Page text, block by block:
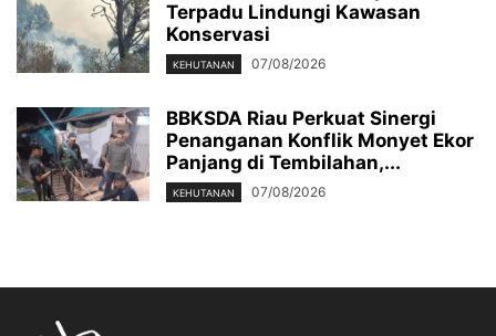
Terpadu Lindungi Kawasan
Konservasi
KEHUTANAN 07/08/2026
BBKSDA Riau Perkuat Sinergi
Penanganan Konflik Monyet Ekor
Panjang di Tembilahan,...
KEHUTANAN 07/08/2026